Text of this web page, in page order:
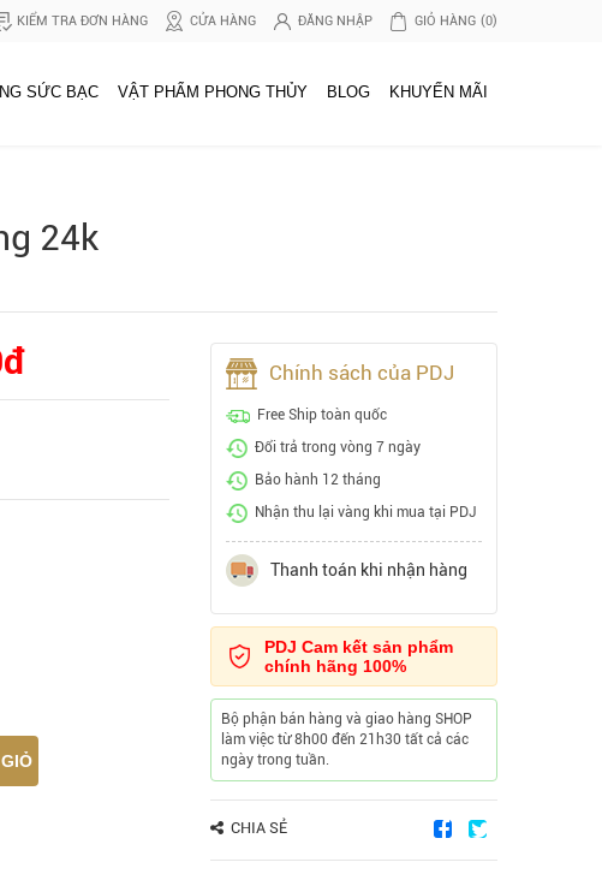
KIỂM TRA ĐƠN HÀNG CỬA HÀNG ĐĂNG NHẬP GIỎ HÀNG (0)
SỨC BẠC VẬT PHẨM PHONG THỦY BLOG KHUYẾN MÃI
24k
Chính sách của PDJ
Free Ship toàn quốc
Đổi trả trong vòng 7 ngày
Bảo hành 12 tháng
Nhận thu lại vàng khi mua tại PDJ
Thanh toán khi nhận hàng
PDJ Cam kết sản phẩm
chính hãng 100%
Bộ phận bán hàng và giao hàng SHOP
làm việc từ 8h00 đến 21h30 tất cả các
ngày trong tuần.
CHIA SẺ